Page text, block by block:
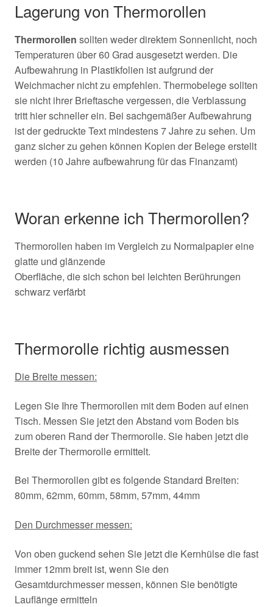
Lagerung von Thermorollen
Thermorollen sollten weder direktem Sonnenlicht, noch
Temperaturen über 60 Grad ausgesetzt werden. Die
Aufbewahrung in Plastikfolien ist aufgrund der
Weichmacher nicht zu empfehlen. Thermobelege sollten
sie nicht ihrer Brieftasche vergessen, die Verblassung
tritt hier schneller ein. Bei sachgemäßer Aufbewahrung
ist der gedruckte Text mindestens 7 Jahre zu sehen. Um
ganz sicher zu gehen können Kopien der Belege erstellt
werden (10 Jahre aufbewahrung für das Finanzamt)
Woran erkenne ich Thermorollen?
Thermorollen haben im Vergleich zu Normalpapier eine
glatte und glänzende
Oberfläche, die sich schon bei leichten Berührungen
schwarz verfärbt
Thermorolle richtig ausmessen
Die Breite messen:
Legen Sie Ihre Thermorollen mit dem Boden auf einen
Tisch. Messen Sie jetzt den Abstand vom Boden bis
zum oberen Rand der Thermorolle. Sie haben jetzt die
Breite der Thermorolle ermittelt.
Bei Thermorollen gibt es folgende Standard Breiten:
80mm, 62mm, 60mm, 58mm, 57mm, 44mm
Den Durchmesser messen:
Von oben guckend sehen Sie jetzt die Kernhülse die fast
immer 12mm breit ist, wenn Sie den
Gesamtdurchmesser messen, können Sie benötigte
Lauflänge ermitteln